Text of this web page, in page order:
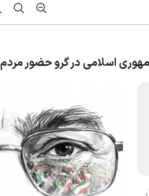
اسلامی در گرو حضور مردم